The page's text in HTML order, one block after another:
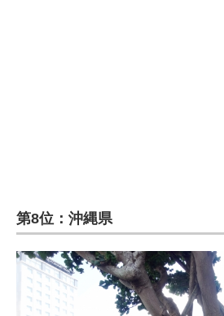
第8位：沖縄県